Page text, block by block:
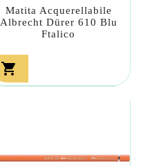
Matita Acquerellabile
Albrecht Dürer 610 Blu
Ftalico
